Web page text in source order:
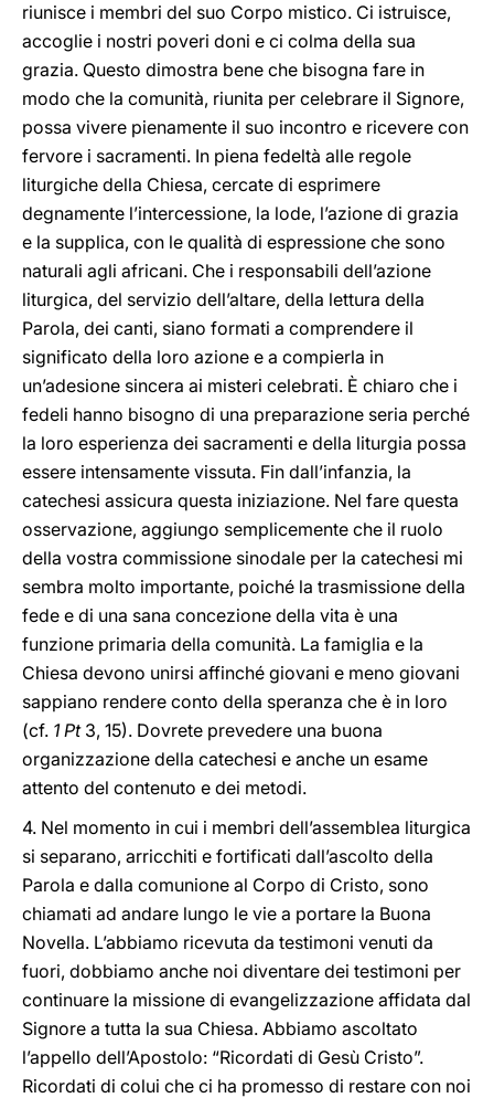
riunisce i membri del suo Corpo mistico. Ci istruisce,
accoglie i nostri poveri doni e ci colma della sua
grazia. Questo dimostra bene che bisogna fare in
modo che la comunità, riunita per celebrare il Signore,
possa vivere pienamente il suo incontro e ricevere con
fervore i sacramenti. In piena fedeltà alle regole
liturgiche della Chiesa, cercate di esprimere
degnamente l’intercessione, la lode, l’azione di grazia
e la supplica, con le qualità di espressione che sono
naturali agli africani. Che i responsabili dell’azione
liturgica, del servizio dell’altare, della lettura della
Parola, dei canti, siano formati a comprendere il
significato della loro azione e a compierla in
un’adesione sincera ai misteri celebrati. È chiaro che i
fedeli hanno bisogno di una preparazione seria perché
la loro esperienza dei sacramenti e della liturgia possa
essere intensamente vissuta. Fin dall’infanzia, la
catechesi assicura questa iniziazione. Nel fare questa
osservazione, aggiungo semplicemente che il ruolo
della vostra commissione sinodale per la catechesi mi
sembra molto importante, poiché la trasmissione della
fede e di una sana concezione della vita è una
funzione primaria della comunità. La famiglia e la
Chiesa devono unirsi affinché giovani e meno giovani
sappiano rendere conto della speranza che è in loro
(cf. 1 Pt3, 15). Dovrete prevedere una buona
organizzazione della catechesi e anche un esame
attento del contenuto e dei metodi.
4. Nel momento in cui i membri dell’assemblea liturgica
si separano, arricchiti e fortificati dall’ascolto della
Parola e dalla comunione al Corpo di Cristo, sono
chiamati ad andare lungo le vie a portare la Buona
Novella. L’abbiamo ricevuta da testimoni venuti da
fuori, dobbiamo anche noi diventare dei testimoni per
continuare la missione di evangelizzazione affidata dal
Signore a tutta la sua Chiesa. Abbiamo ascoltato
l’appello dell’Apostolo: “Ricordati di Gesù Cristo”.
Ricordati di colui che ci ha promesso di restare con noi